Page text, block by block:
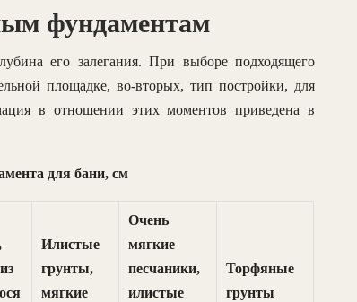
фундаментам
его залегания. При выборе подходящего
площадке, во-вторых, тип постройки, для
в отношении этих моментов приведена в
для бани, см
Илистые
грунты,
мягкие
Очень
мягкие
песчаники,
илистые
Торфяные
грунты